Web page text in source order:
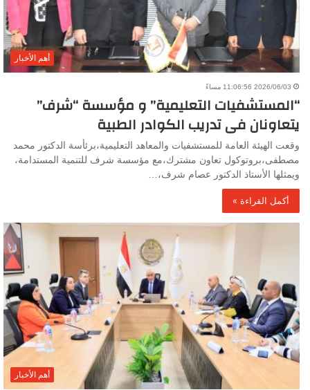
أهم الأخبار
2026/06/03 11:06:56 مساءً
“المستشفيات التعليمية” و مؤسسة “شرف”
يتعاونان فى تدريب الكوادر الطبية
وقعت الهيئة العامة للمستشفيات والمعاهد التعليمية،برئأسة الدكتور محمد
مصطفى،بروتوكول تعاون مشترك،مع مؤسسة شرف للتنمية المستدامة،
ويمثلها الأستاذ الدكتور عصام شرف،…
أكمل القراءة »
أهم الأخبار